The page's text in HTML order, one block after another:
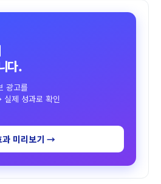
다.
광고를
제 성과로 확인
과 미리보기 →